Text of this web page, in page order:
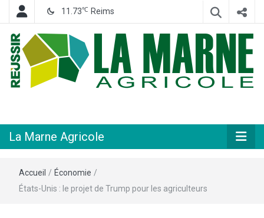
11.73℃ Reims
Agricole
La Marne Agricole
Accueil / Économie /
États-Unis : le projet de Trump pour les agriculteurs